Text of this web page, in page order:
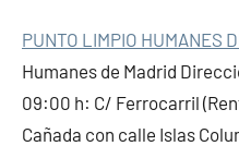
PUNTO LIMPIO HUMANES
Humanes de Madrid
09:00 h: C/ Ferrocarril
Cañada con calle Islas